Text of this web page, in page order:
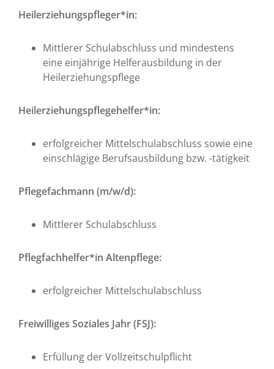
Heilerziehungspfleger*in:
Mittlerer Schulabschluss und mindestens
eine einjährige Helferausbildung in der
Heilerziehungspflege
Heilerziehungspflegehelfer*in:
erfolgreicher Mittelschulabschluss sowie eine
einschlägige Berufsausbildung bzw. -tätigkeit
Pflegefachmann (m/w/d):
Mittlerer Schulabschluss
Pflegfachhelfer*in Altenpflege:
erfolgreicher Mittelschulabschluss
Freiwilliges Soziales Jahr (FSJ):
Erfüllung der Vollzeitschulpflicht